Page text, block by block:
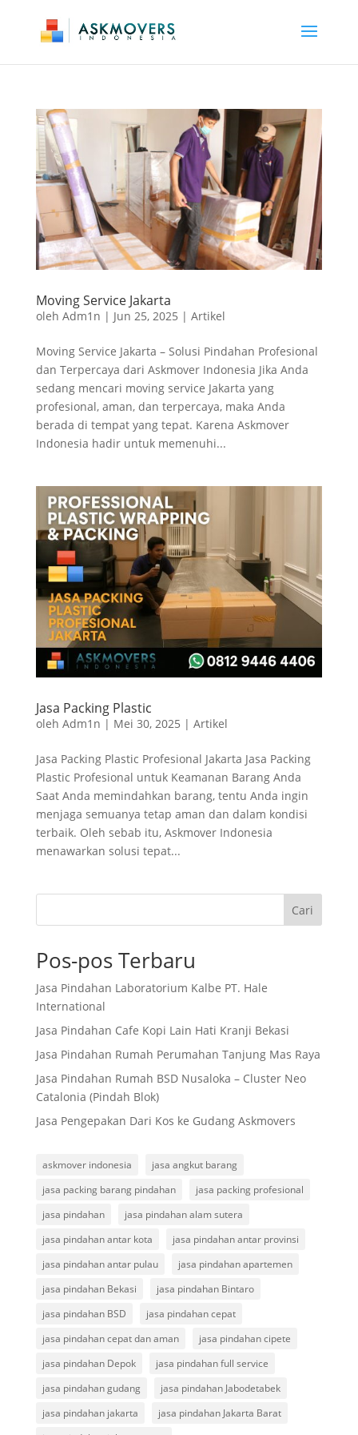
Moving Service Jakarta
oleh Adm1n | Jun 25, 2025 | Artikel
Moving Service Jakarta – Solusi Pindahan Profesional
dan Terpercaya dari Askmover Indonesia Jika Anda
sedang mencari moving service Jakarta yang
profesional, aman, dan terpercaya, maka Anda
berada di tempat yang tepat. Karena Askmover
Indonesia hadir untuk memenuhi...
Jasa Packing Plastic
oleh Adm1n | Mei 30, 2025 | Artikel
Jasa Packing Plastic Profesional Jakarta Jasa Packing
Plastic Profesional untuk Keamanan Barang Anda
Saat Anda memindahkan barang, tentu Anda ingin
menjaga semuanya tetap aman dan dalam kondisi
terbaik. Oleh sebab itu, Askmover Indonesia
menawarkan solusi tepat...
Cari
Pos-pos Terbaru
Jasa Pindahan Laboratorium Kalbe PT. Hale
International
Jasa Pindahan Cafe Kopi Lain Hati Kranji Bekasi
Jasa Pindahan Rumah Perumahan Tanjung Mas Raya
Jasa Pindahan Rumah BSD Nusaloka – Cluster Neo
Catalonia (Pindah Blok)
Jasa Pengepakan Dari Kos ke Gudang Askmovers
askmover indonesia
jasa angkut barang
jasa packing barang pindahan
jasa packing profesional
jasa pindahan
jasa pindahan alam sutera
jasa pindahan antar kota
jasa pindahan antar provinsi
jasa pindahan antar pulau
jasa pindahan apartemen
jasa pindahan Bekasi
jasa pindahan Bintaro
jasa pindahan BSD
jasa pindahan cepat
jasa pindahan cepat dan aman
jasa pindahan cipete
jasa pindahan Depok
jasa pindahan full service
jasa pindahan gudang
jasa pindahan Jabodetabek
jasa pindahan jakarta
jasa pindahan Jakarta Barat